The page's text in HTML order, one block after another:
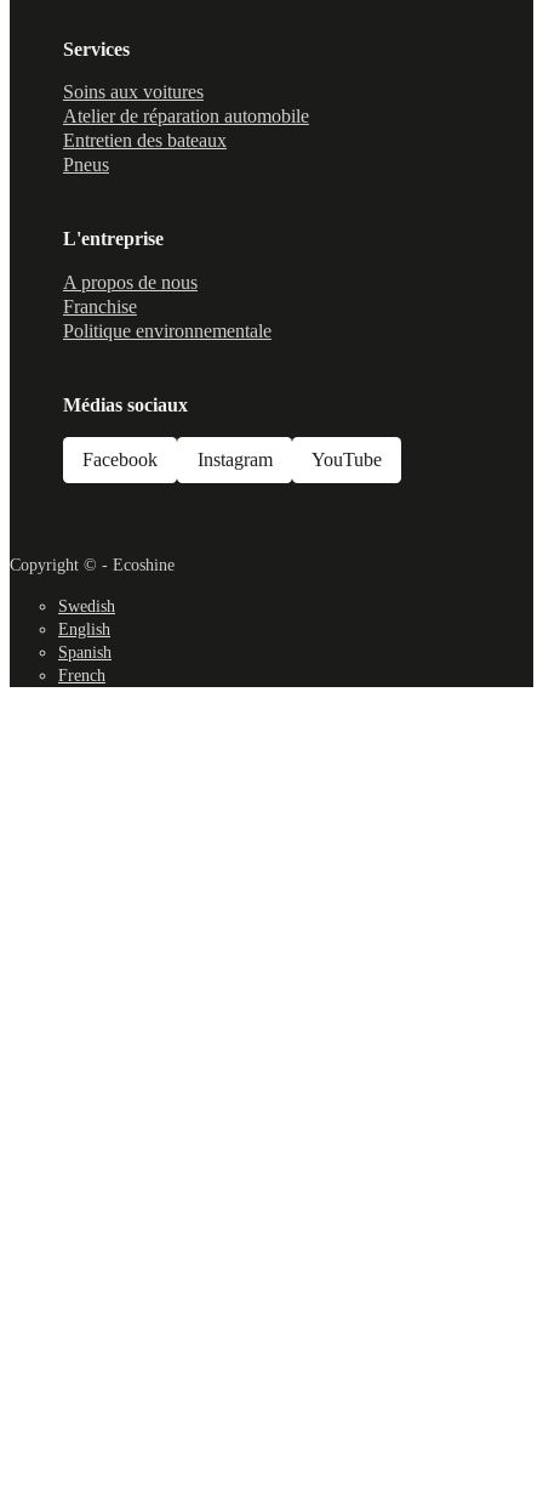
Services
Soins aux voitures
Atelier de réparation automobile
Entretien des bateaux
Pneus
L'entreprise
A propos de nous
Franchise
Politique environnementale
Médias sociaux
Facebook Instagram YouTube
Copyright © - Ecoshine
Swedish
English
Spanish
French